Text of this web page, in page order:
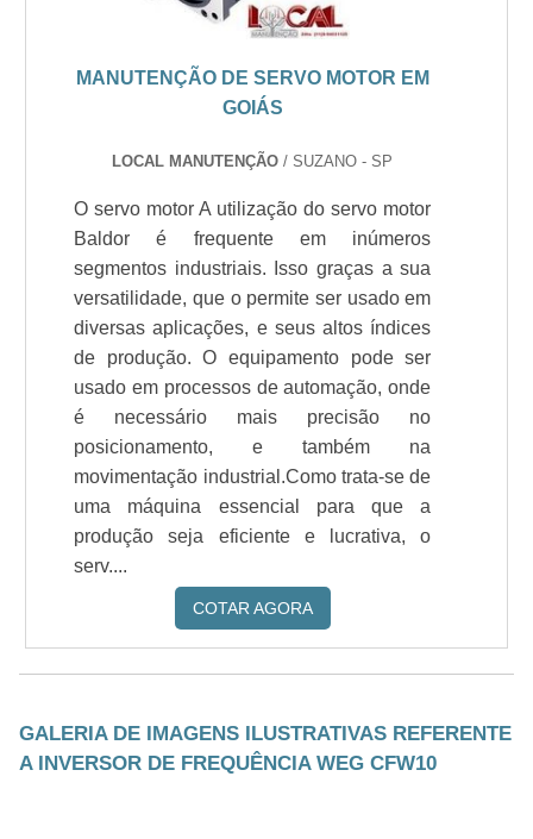
MANUTENÇÃO DE SERVO MOTOR EM
GOIÁS
LOCAL MANUTENÇÃO / SUZANO - SP
O servo motor A utilização do servo motor
Baldor é frequente em inúmeros
segmentos industriais. Isso graças a sua
versatilidade, que o permite ser usado em
diversas aplicações, e seus altos índices
de produção. O equipamento pode ser
usado em processos de automação, onde
é necessário mais precisão no
posicionamento, e também na
movimentação industrial.Como trata-se de
uma máquina essencial para que a
produção seja eficiente e lucrativa, o
serv....
COTAR AGORA
GALERIA DE IMAGENS ILUSTRATIVAS REFERENTE
A INVERSOR DE FREQUÊNCIA WEG CFW10